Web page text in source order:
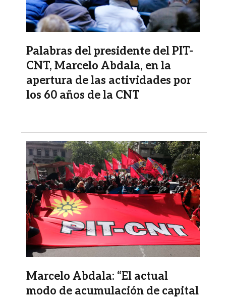
Palabras del presidente del PIT-
CNT, Marcelo Abdala, en la
apertura de las actividades por
los 60 años de la CNT
Imagen
Marcelo Abdala: “El actual
modo de acumulación de capital